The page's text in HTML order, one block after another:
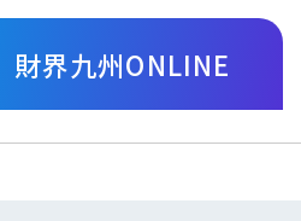
財界九州ONLINE